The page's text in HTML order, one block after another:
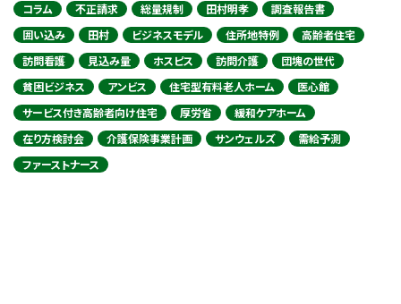
コラム
不正請求 総量規制 田村明孝
調査報告書
囲い込み
田村 ビジネスモデル 住所地特例
高齢者住宅
訪問看護
見込み量 ホスピス 訪問介護
団塊の世代
貧困ビジネス
アンビス 住宅型有料老人ホーム
医心館
サービス付き高齢者向け住宅
厚労省
緩和ケアホーム
在り方検討会
介護保険事業計画 サンウェルズ
需給予測
ファーストナース